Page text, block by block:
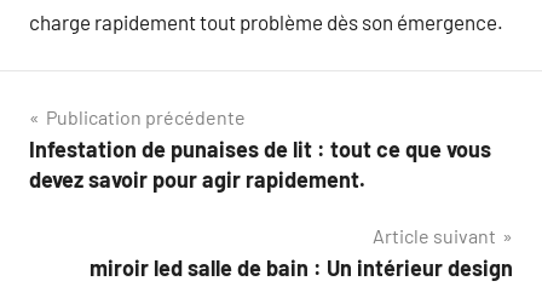
charge rapidement tout problème dès son émergence.
Navigation
de
Publication précédente
Infestation de punaises de lit : tout ce que vous
devez savoir pour agir rapidement.
Article suivant
miroir led salle de bain : Un intérieur design